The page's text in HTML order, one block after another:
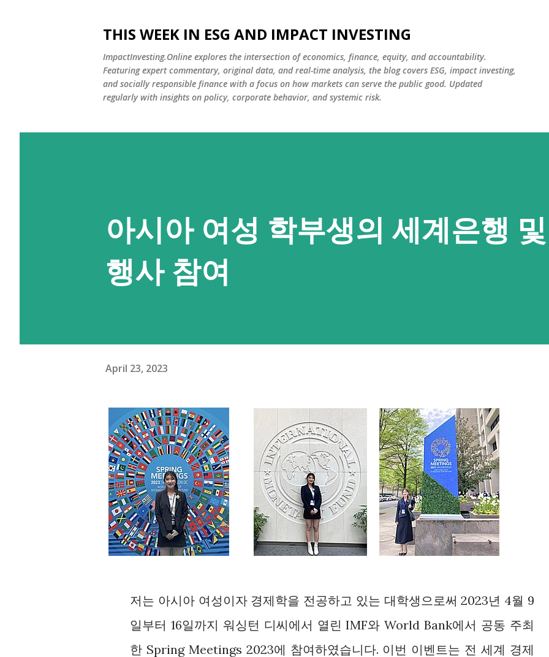
THIS WEEK IN ESG AND IMPACT INVESTING
ImpactInvesting.Online explores the intersection of economics, finance, equity, and accountability.
Featuring expert commentary, original data, and real-time analysis, the blog covers ESG, impact investing,
and socially responsible finance with a focus on how markets can serve the public good. Updated
regularly with insights on policy, corporate behavior, and systemic risk.
아시아 여성 학부생의 세계은행
행사 참여
April 23, 2023
저는 아시아 여성이자 경제학을 전공하고 있는 대학생으로써 2023년 4월 9
일부터 16일까지 워싱턴 디씨에서 열린 IMF와 World Bank에서 공동 주최
한 Spring Meetings 2023에 참여하였습니다. 이번 이벤트는 전 세계 경제